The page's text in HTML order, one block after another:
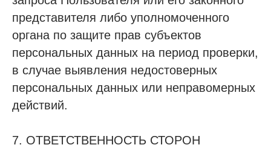
представителя либо уполномоченного
органа по защите прав субъектов
персональных данных на период проверки,
в случае выявления недостоверных
персональных данных или неправомерных
действий.
7. ОТВЕТСТВЕННОСТЬ СТОРОН